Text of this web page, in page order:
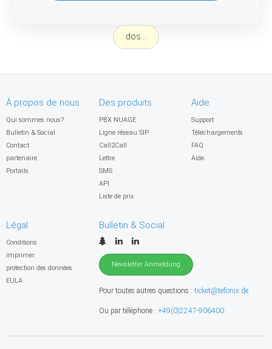
dos...
À propos de nous
Qui sommes nous?
Bulletin & Social
Contact
partenaire
Portails
Des produits
PBX NUAGE
Ligne réseau SIP
Call2Call
Lettre
SMS
API
Liste de prix
Aide
Support
Téléchargements
FAQ
Aide
Légal
Conditions
imprimer
protection des données
EULA
Bulletin & Social
Newsletter Anmeldung
Pour toutes autres questions : ticket@tefonix.de
Ou par téléphone : +49(0)2247-906400